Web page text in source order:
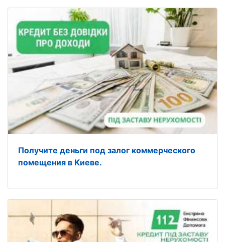
Получите деньги под залог коммерческого
помещения в Киеве.